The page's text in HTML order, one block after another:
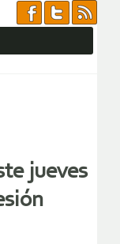
jueves